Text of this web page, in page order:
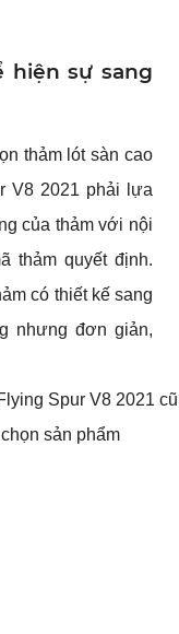
hiện sự sang
thảm lót sàn cao
V8 2021 phải lựa
của thảm với nội
thảm quyết định.
có thiết kế sang
nhưng đơn giản,